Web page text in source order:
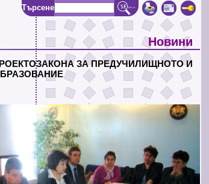
Търсене
Новини
ЗА ПРЕДУЧИЛИЩНОТО И